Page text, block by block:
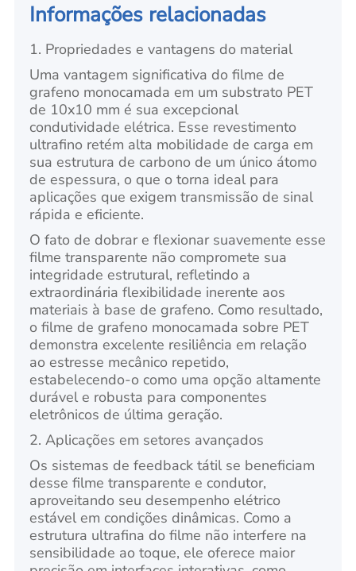
Informações relacionadas
1. Propriedades e vantagens do material
Uma vantagem significativa do filme de
grafeno monocamada em um substrato PET
de 10x10 mm é sua excepcional
condutividade elétrica. Esse revestimento
ultrafino retém alta mobilidade de carga em
sua estrutura de carbono de um único átomo
de espessura, o que o torna ideal para
aplicações que exigem transmissão de sinal
rápida e eficiente.
O fato de dobrar e flexionar suavemente esse
filme transparente não compromete sua
integridade estrutural, refletindo a
extraordinária flexibilidade inerente aos
materiais à base de grafeno. Como resultado,
o filme de grafeno monocamada sobre PET
demonstra excelente resiliência em relação
ao estresse mecânico repetido,
estabelecendo-o como uma opção altamente
durável e robusta para componentes
eletrônicos de última geração.
2. Aplicações em setores avançados
Os sistemas de feedback tátil se beneficiam
desse filme transparente e condutor,
aproveitando seu desempenho elétrico
estável em condições dinâmicas. Como a
estrutura ultrafina do filme não interfere na
sensibilidade ao toque, ele oferece maior